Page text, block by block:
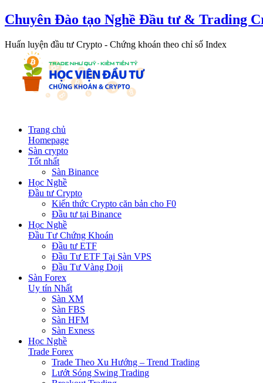
Chuyên Đào tạo Nghề Đầu tư & Trading
Huấn luyện đầu tư Crypto - Chứng khoán theo chỉ số Index
Trang chủ
Homepage
Sàn crypto
Tốt nhất
Sàn Binance
Học Nghề
Đầu tư Crypto
Kiến thức Crypto căn bản cho F0
Đầu tư tại Binance
Học Nghề
Đầu Tư Chứng Khoán
Đầu tư ETF
Đầu Tư ETF Tại Sàn VPS
Đầu Tư Vàng Doji
Sàn Forex
Uy tín Nhất
Sàn XM
Sàn FBS
Sàn HFM
Sàn Exness
Học Nghề
Trade Forex
Trade Theo Xu Hướng – Trend Trading
Lướt Sóng Swing Trading